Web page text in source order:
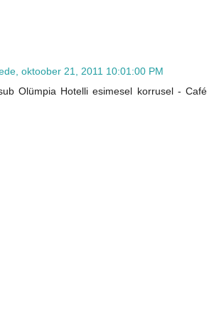
oktoober 21, 2011 10:01:00 PM
Olümpia Hotelli esimesel korrusel - Café